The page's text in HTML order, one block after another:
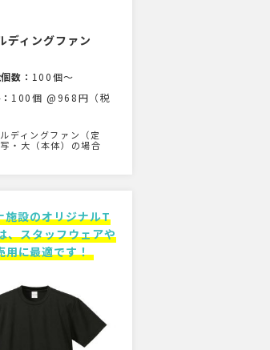
ディングファン
数： 100個〜
100個 @968円（税
ディングファン（定
・大（本体）の場合
施設のオリジナルT
、スタッフウェアや
用に最適です！